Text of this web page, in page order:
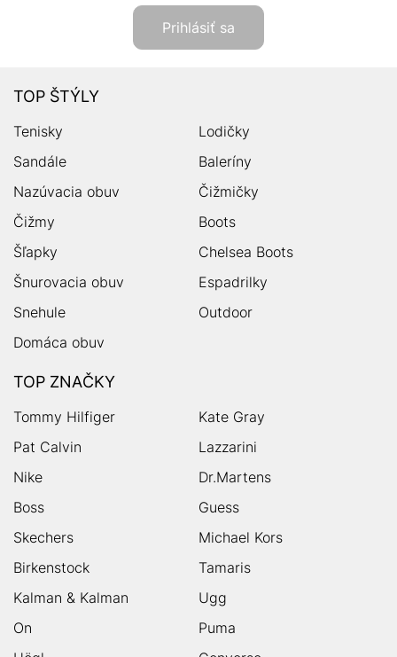
Prihlásiť sa
TOP ŠTÝLY
Tenisky
Lodičky
Sandále
Baleríny
Nazúvacia obuv
Čižmičky
Čižmy
Boots
Šľapky
Chelsea Boots
Šnurovacia obuv
Espadrilky
Snehule
Outdoor
Domáca obuv
TOP ZNAČKY
Tommy Hilfiger
Kate Gray
Pat Calvin
Lazzarini
Nike
Dr.Martens
Boss
Guess
Skechers
Michael Kors
Birkenstock
Tamaris
Kalman & Kalman
Ugg
On
Puma